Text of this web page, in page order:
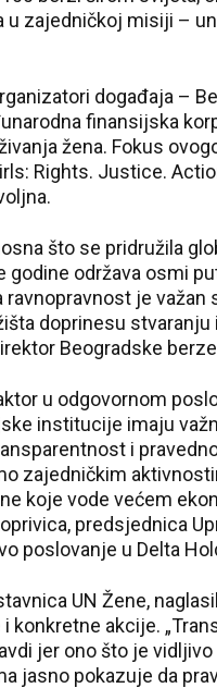
zajedničkoj misiji –
događaja –
finansijska
žena. Fokus
Rights. Justice.
što se pridružila
održava osmi
ravnopravnost je
doprinesu
Beogradske
u odgovornom
institucije imaju
i
zajedničkim
koje vode većem
predsjednica
poslovanje u Delta
UN Žene,
konkretne akcije.
jer ono što je
jasno pokazuje da